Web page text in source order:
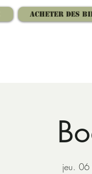
Acheter des
jeu. 06